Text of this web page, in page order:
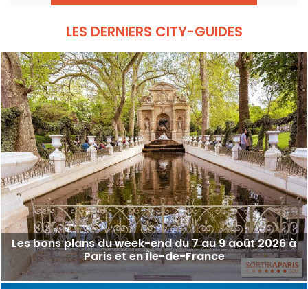
LES DERNIERS CITY-GUIDES
Les bons plans du week-end du 7 au 9 août 2026 à
Paris et en Île-de-France